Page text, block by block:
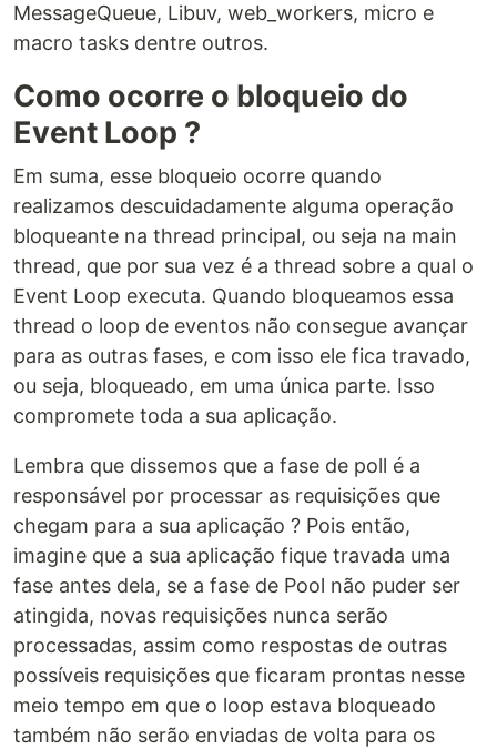
MessageQueue, Libuv, web_workers, micro e
macro tasks dentre outros.
Como ocorre o bloqueio do
Event Loop ?
Em suma, esse bloqueio ocorre quando
realizamos descuidadamente alguma operação
bloqueante na thread principal, ou seja na main
thread, que por sua vez é a thread sobre a qual o
Event Loop executa. Quando bloqueamos essa
thread o loop de eventos não consegue avançar
para as outras fases, e com isso ele fica travado,
ou seja, bloqueado, em uma única parte. Isso
compromete toda a sua aplicação.
Lembra que dissemos que a fase de poll é a
responsável por processar as requisições que
chegam para a sua aplicação ? Pois então,
imagine que a sua aplicação fique travada uma
fase antes dela, se a fase de Pool não puder ser
atingida, novas requisições nunca serão
processadas, assim como respostas de outras
possíveis requisições que ficaram prontas nesse
meio tempo em que o loop estava bloqueado
também não serão enviadas de volta para os